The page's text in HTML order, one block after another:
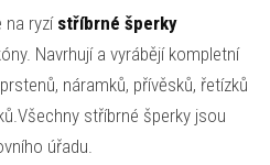
na ryzí stříbrné šperky
Navrhují a vyrábějí kompletní
náramků, přívěsků, řetízků
stříbrné šperky jsou
úřadu.